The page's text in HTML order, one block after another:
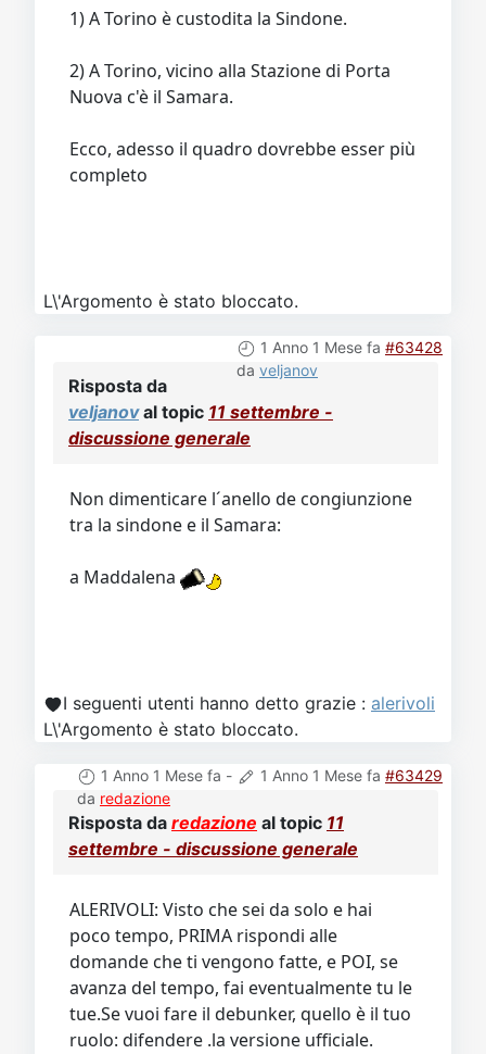
1) A Torino è custodita la Sindone.
2) A Torino, vicino alla Stazione di Porta
Nuova c'è il Samara.
Ecco, adesso il quadro dovrebbe esser più
completo
L\'Argomento è stato bloccato.
1 Anno 1 Mese fa #63428
da veljanov
Risposta da
veljanoval topic 11 settembre -
discussione generale
Non dimenticare l´anello de congiunzione
tra la sindone e il Samara:
a Maddalena
I seguenti utenti hanno detto grazie : alerivoli
L\'Argomento è stato bloccato.
1 Anno 1 Mese fa - 1 Anno 1 Mese fa #63429
da redazione
Risposta da redazione al topic 11
settembre - discussione generale
ALERIVOLI: Visto che sei da solo e hai
poco tempo, PRIMA rispondi alle
domande che ti vengono fatte, e POI, se
avanza del tempo, fai eventualmente tu le
tue.Se vuoi fare il debunker, quello è il tuo
ruolo: difendere .la versione ufficiale.